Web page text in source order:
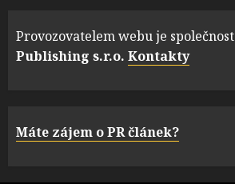
Provozovatelem webu je společnost
Publishing s.r.o. Kontakty
Máte zájem o PR článek?